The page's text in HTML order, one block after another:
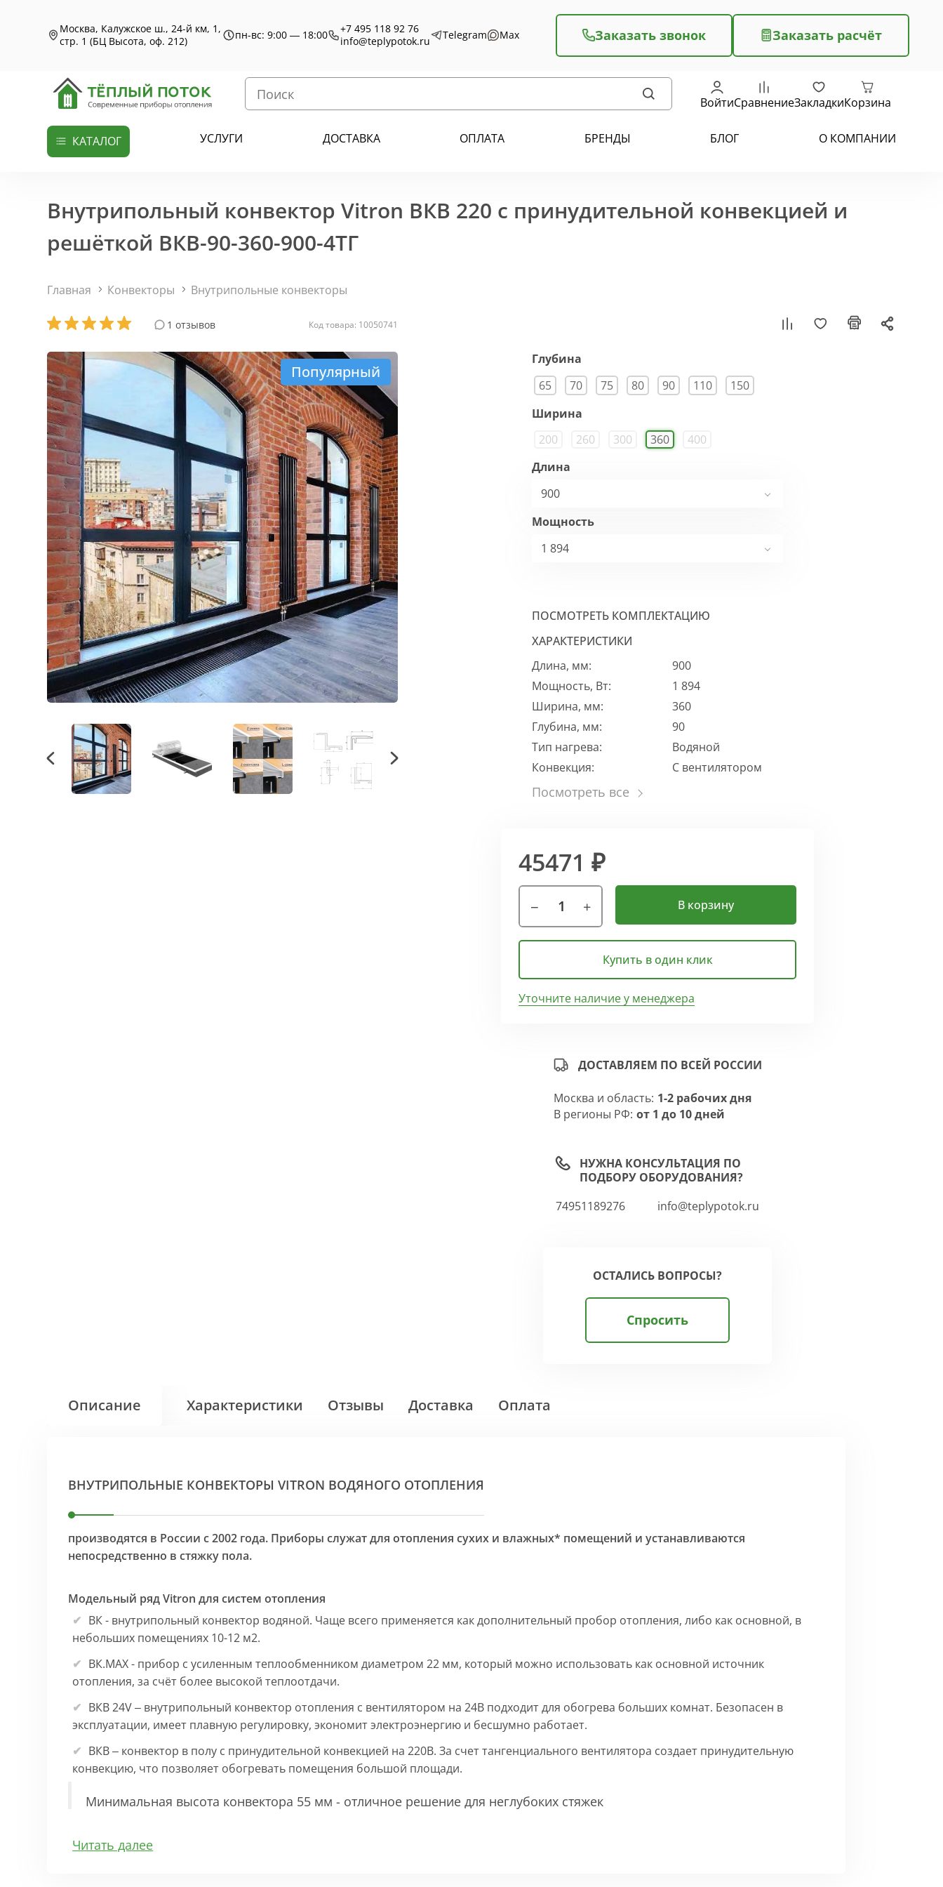
Москва, Калужское ш., 24-й км, 1,
стр. 1 (БЦ Высота, оф. 212)
пн-вс: 9:00 — 18:00
+7 495 118 92 76
info@teplypotok.ru
Telegram Max Заказать звонок Заказать расчёт
ВойтиСравнениеЗакладкиКорзина
КАТАЛОГ УСЛУГИ ДОСТАВКА ОПЛАТА БРЕНДЫ БЛОГ О КОМПАНИИ
Внутрипольный конвектор Vitron ВКВ 220 с принудительной конвекцией и
решёткой ВКВ-90-360-900-4ТГ
Главная Конвекторы Внутрипольные конвекторы
1 отзывов Код товара: 10050741
Популярный
Глубина
65
70 75 80 90 110
150
Ширина
200
260 300 360
400
Длина
900
Мощность
1 894
ПОСМОТРЕТЬ КОМПЛЕКТАЦИЮ
ХАРАКТЕРИСТИКИ
Длина, мм:
900
Мощность, Вт:
1 894
Ширина, мм:
360
Глубина, мм:
90
Тип нагрева:
Водяной
Конвекция:
С вентилятором
45471 ₽
В корзину
Купить в один клик
Уточните наличие у менеджера
ДОСТАВЛЯЕМ ПО ВСЕЙ РОССИИ
Москва и область: 1-2 рабочих дня
В регионы РФ: от 1 до 10 дней
НУЖНА КОНСУЛЬТАЦИЯ ПО
ПОДБОРУ ОБОРУДОВАНИЯ?
74951189276
info@teplypotok.ru
ОСТАЛИСЬ ВОПРОСЫ?
Спросить
Описание Характеристики Отзывы Доставка Оплата
ВНУТРИПОЛЬНЫЕ КОНВЕКТОРЫ VITRON ВОДЯНОГО ОТОПЛЕНИЯ
производятся в России с 2002 года. Приборы служат для отопления сухих и влажных* помещений и устанавливаются
непосредственно в стяжку пола.
Модельный ряд Vitron для систем отопления
ВК - внутрипольный конвектор водяной. Чаще всего применяется как дополнительный пробор отопления, либо как основной, в
небольших помещениях 10-12 м2.
ВК.МАХ - прибор с усиленным теплообменником диаметром 22 мм, который можно использовать как основной источник
отопления, за счёт более высокой теплоотдачи.
ВКВ 24V – внутрипольный конвектор отопления с вентилятором на 24В подходит для обогрева больших комнат. Безопасен в
эксплуатации, имеет плавную регулировку, экономит электроэнергию и бесшумно работает.
ВКВ – конвектор в полу с принудительной конвекцией на 220В. За счет тангенциального вентилятора создает принудительную
конвекцию, что позволяет обогревать помещения большой площади.
Минимальная высота конвектора 55 мм - отличное решение для неглубоких стяжек
Особенности:
Читать далее